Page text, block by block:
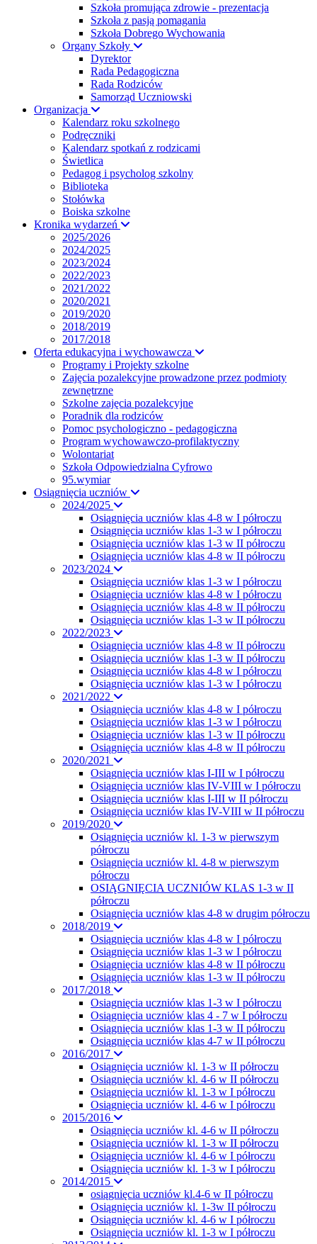
Szkoła promująca zdrowie - prezentacja
Szkoła z pasją pomagania
Szkoła Dobrego Wychowania
Organy Szkoły
Dyrektor
Rada Pedagogiczna
Rada Rodziców
Samorząd Uczniowski
Organizacja
Kalendarz roku szkolnego
Podręczniki
Kalendarz spotkań z rodzicami
Świetlica
Pedagog i psycholog szkolny
Biblioteka
Stołówka
Boiska szkolne
Kronika wydarzeń
2025/2026
2024/2025
2023/2024
2022/2023
2021/2022
2020/2021
2019/2020
2018/2019
2017/2018
Oferta edukacyjna i wychowawcza
Programy i Projekty szkolne
Zajęcia pozalekcyjne prowadzone przez podmioty
zewnętrzne
Szkolne zajęcia pozalekcyjne
Poradnik dla rodziców
Pomoc psychologiczno - pedagogiczna
Program wychowawczo-profilaktyczny
Wolontariat
Szkoła Odpowiedzialna Cyfrowo
95.wymiar
Osiągnięcia uczniów
2024/2025
Osiągnięcia uczniów klas 4-8 w I półroczu
Osiągnięcia uczniów klas 1-3 w I półroczu
Osiągnięcia uczniów klas 1-3 w II półroczu
Osiągnięcia uczniów klas 4-8 w II półroczu
2023/2024
Osiągnięcia uczniów klas 1-3 w I półroczu
Osiągnięcia uczniów klas 4-8 w I półroczu
Osiągnięcia uczniów klas 4-8 w II półroczu
Osiągnięcia uczniów klas 1-3 w II półroczu
2022/2023
Osiągnięcia uczniów klas 4-8 w II półroczu
Osiągnięcia uczniów klas 1-3 w II półroczu
Osiągnięcia uczniów klas 4-8 w I półroczu
Osiągnięcia uczniów klas 1-3 w I półroczu
2021/2022
Osiągnięcia uczniów klas 4-8 w I półroczu
Osiągnięcia uczniów klas 1-3 w I półroczu
Osiągnięcia uczniów klas 1-3 w II półroczu
Osiągnięcia uczniów klas 4-8 w II półroczu
2020/2021
Osiągnięcia uczniów klas I-III w I półroczu
Osiągnięcia uczniów klas IV-VIII w I półroczu
Osiągnięcia uczniów klas I-III w II półroczu
Osiągnięcia uczniów klas IV-VIII w II półroczu
2019/2020
Osiągnięcia uczniów kl. 1-3 w pierwszym
półroczu
Osiągnięcia uczniów kl. 4-8 w pierwszym
półroczu
OSIĄGNIĘCIA UCZNIÓW KLAS 1-3 w II
półroczu
Osiągnięcia uczniów klas 4-8 w drugim półroczu
2018/2019
Osiągnięcia uczniów klas 4-8 w I półroczu
Osiągnięcia uczniów klas 1-3 w I półroczu
Osiągnięcia uczniów klas 4-8 w II półroczu
Osiągnięcia uczniów klas 1-3 w II półroczu
2017/2018
Osiagnięcia uczniów klas 1-3 w I półroczu
Osiągnięcia uczniów klas 4 - 7 w I półroczu
Osiągnięcia uczniów klas 1-3 w II półroczu
Osiągnięcia uczniów klas 4-7 w II półroczu
2016/2017
Osiągnięcia uczniów kl. 1-3 w II półroczu
Osiągnięcia uczniów kl. 4-6 w II półroczu
Osiągnięcia uczniów kl. 1-3 w I półroczu
Osiągnięcia uczniów kl. 4-6 w I półroczu
2015/2016
Osiągnięcia uczniów kl. 4-6 w II półroczu
Osiągnięcia uczniów kl. 1-3 w II półroczu
Osiągnięcia uczniów kl. 4-6 w I półroczu
Osiągnięcia uczniów kl. 1-3 w I półroczu
2014/2015
osiągnięcia uczniów kl.4-6 w II półroczu
Osiągnięcia uczniów kl. 1-3w II półroczu
Osiągnięcia uczniów kl. 4-6 w I półroczu
Osiągnięcia uczniów kl. 1-3 w I półroczu